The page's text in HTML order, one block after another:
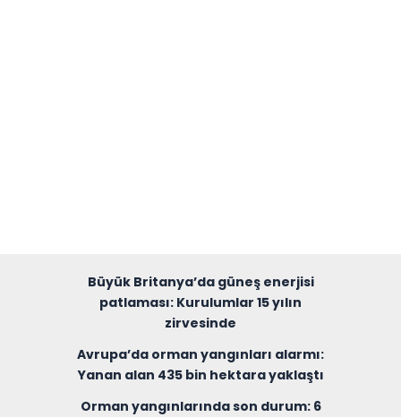
Büyük Britanya’da güneş enerjisi
patlaması: Kurulumlar 15 yılın
zirvesinde
Avrupa’da orman yangınları alarmı:
Yanan alan 435 bin hektara yaklaştı
Orman yangınlarında son durum: 6